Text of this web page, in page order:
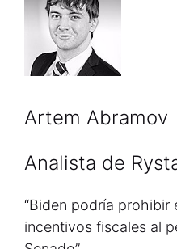
Artem Abramov
Analista de
“Biden podría prohibir
incentivos fiscales al